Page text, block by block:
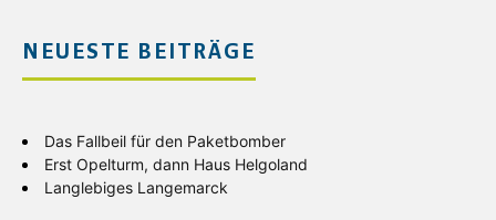
NEUESTE BEITRÄGE
Das Fallbeil für den Paketbomber
Erst Opelturm, dann Haus Helgoland
Langlebiges Langemarck